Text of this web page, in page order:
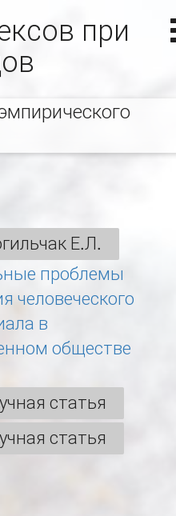
при
Е.Л.
проблемы
человеческого
в
обществе
статья
статья